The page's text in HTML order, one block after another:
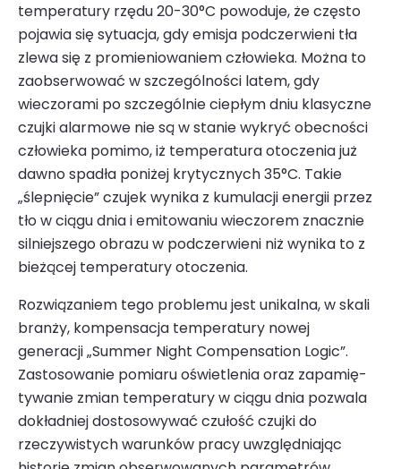
temperatury rzędu 20-30°C powoduje, że często
pojawia się sytuacja, gdy emisja podczerwieni tła
zlewa się z promieniowaniem człowieka. Można to
zaobserwować w szczególności latem, gdy
wieczorami po szczególnie ciepłym dniu klasyczne
czujki alarmowe nie są w stanie wykryć obecności
człowieka pomimo, iż temperatura otoczenia już
dawno spadła poniżej krytycznych 35°C. Takie
„ślepnięcie” czujek wynika z kumulacji energii przez
tło w ciągu dnia i emitowaniu wieczorem znacznie
silniejszego obrazu w podczerwieni niż wynika to z
bieżącej temperatury otoczenia.
Rozwiązaniem tego problemu jest unikalna, w skali
branży, kompensacja temperatury nowej
generacji „Summer Night Compensation Logic”.
Zastosowanie pomiaru oświetlenia oraz zapamię­
tywanie zmian temperatury w ciągu dnia pozwala
dokładniej dostosowywać czułość czujki do
rzeczywistych warunków pracy uwzględniając